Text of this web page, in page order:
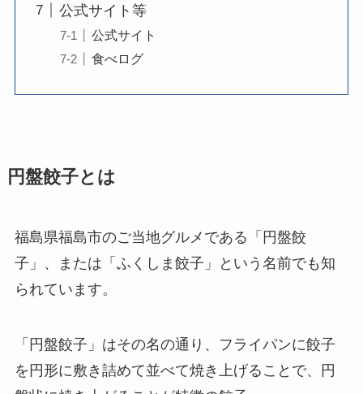
公式サイト等
公式サイト
食べログ
円盤餃子とは
福島県福島市のご当地グルメである「円盤餃
子」、または「ふくしま餃子」という名前でも知
られています。
「円盤餃子」はその名の通り、フライパンに餃子
を円形に敷き詰めて並べて焼き上げることで、円